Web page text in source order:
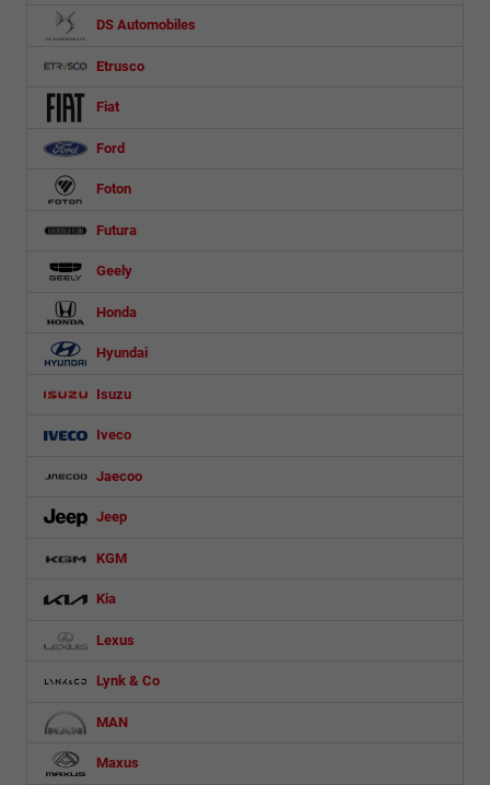
DS Automobiles
Etrusco
Fiat
Ford
Foton
Futura
Geely
Honda
Hyundai
Isuzu
Iveco
Jaecoo
Jeep
KGM
Kia
Lexus
Lynk & Co
MAN
Maxus